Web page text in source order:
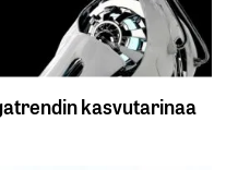
kasvutarinaa